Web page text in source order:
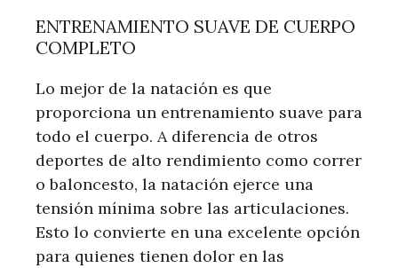
ENTRENAMIENTO SUAVE DE CUERPO
COMPLETO
Lo mejor de la natación es que
proporciona un entrenamiento suave para
todo el cuerpo. A diferencia de otros
deportes de alto rendimiento como correr
o baloncesto, la natación ejerce una
tensión mínima sobre las articulaciones.
Esto lo convierte en una excelente opción
para quienes tienen dolor en las